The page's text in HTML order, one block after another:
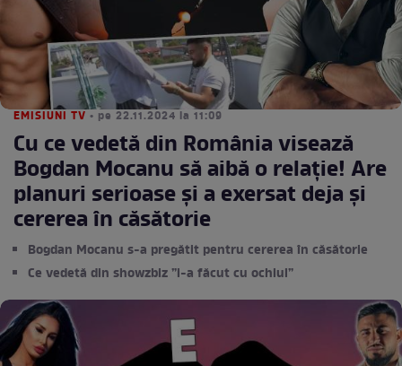
EMISIUNI TV • pe 22.11.2024 la 11:09
Cu ce vedetă din România visează
Bogdan Mocanu să aibă o relație! Are
planuri serioase și a exersat deja și
cererea în căsătorie
Bogdan Mocanu s-a pregătit pentru cererea în căsătorie
Ce vedetă din showzbiz ”i-a făcut cu ochiul”